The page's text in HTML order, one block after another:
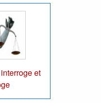
et